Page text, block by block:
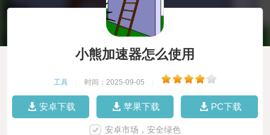
小熊加速器怎么使用
工具 时间：2025-09-05
安卓下载 苹果下载 PC下载
安卓市场，安全绿色